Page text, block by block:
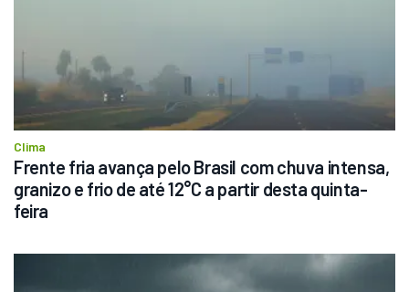
Clima
Frente fria avança pelo Brasil com chuva intensa,
granizo e frio de até 12°C a partir desta quinta-
feira